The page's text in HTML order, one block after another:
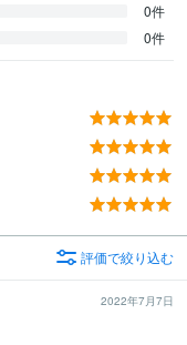
0件
0件
評価で絞り込む
2022年7月7日